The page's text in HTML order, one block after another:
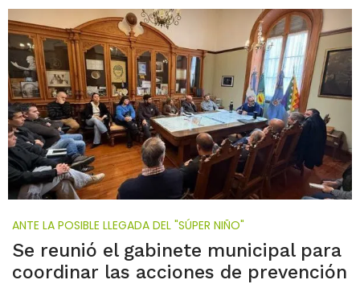
ANTE LA POSIBLE LLEGADA DEL "SÚPER NIÑO"
Se reunió el gabinete municipal para
coordinar las acciones de prevención